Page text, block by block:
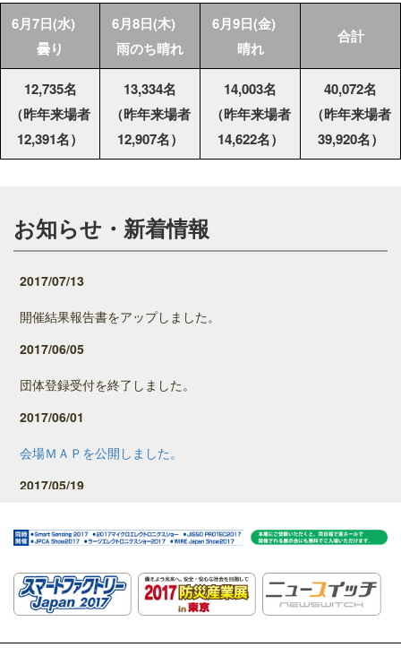
6月7日(水)
曇り
6月8日(木)
雨のち晴れ
6月9日(金)
晴れ
合計
12,735名
（昨年来場者
12,391名）
13,334名
（昨年来場者
12,907名）
14,003名
（昨年来場者
14,622名）
40,072名
（昨年来場者
39,920名）
お知らせ・新着情報
2017/07/13
開催結果報告書をアップしました。
2017/06/05
団体登録受付を終了しました。
2017/06/01
会場ＭＡＰを公開しました。
2017/05/19
出展者一覧・併催事業の情報を公開しました。
来場事前登録（団体登録）を開始しました。
2017/01/16